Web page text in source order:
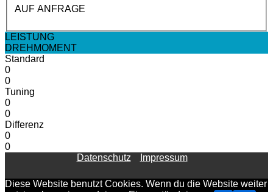
AUF ANFRAGE
LEISTUNG
DREHMOMENT
Standard
0
0
Tuning
0
0
Differenz
0
0
Datenschutz
Impressum
Diese Website benutzt Cookies. Wenn du die Website weiter